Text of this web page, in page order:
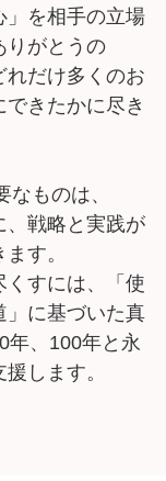
」を相手の立場
りがとうの
れだけ多くのお
きたかに尽き
ものは、
、戦略と実践が
す。
くすには、「使
」に基づいた真
年、100年と永
します。